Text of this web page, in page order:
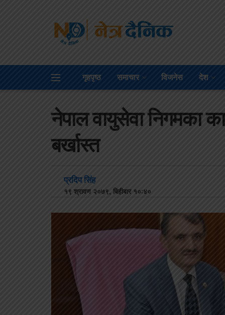
गृहपृष्ठ समाचार विजनेस देश
नेपाल वायुसेवा निगमका
बर्खास्त
प्रदिप सिंह
१९ श्रावण २०७९, बिहीबार १०:४०